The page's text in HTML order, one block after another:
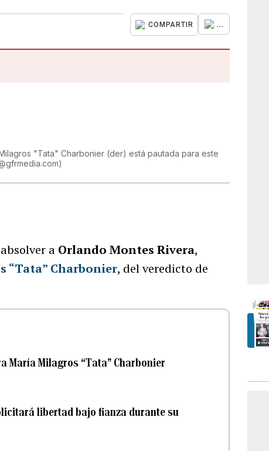
COMPARTIR ...
"Tata" Charbonier (der) está pautada para este
)
a Orlando Montes Rivera,
“Tata” Charbonier, del veredicto de
María Milagros “Tata” Charbonier
libertad bajo fianza durante su